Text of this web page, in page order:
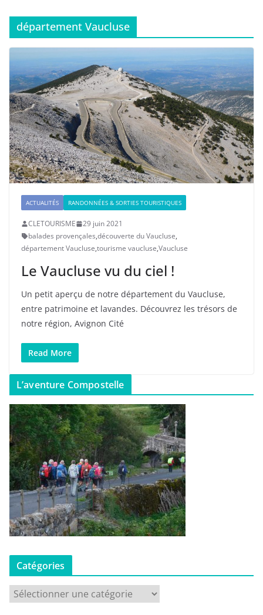
département Vaucluse
ACTUALITÉS RANDONNÉES & SORTIES TOURISTIQUES
CLETOURISME
29 juin 2021
balades provençales,découverte du Vaucluse,
département Vaucluse,tourisme vaucluse,Vaucluse
Le Vaucluse vu du ciel !
Un petit aperçu de notre département du Vaucluse,
entre patrimoine et lavandes. Découvrez les trésors de
notre région, Avignon Cité
Read More
L’aventure Compostelle
Catégories